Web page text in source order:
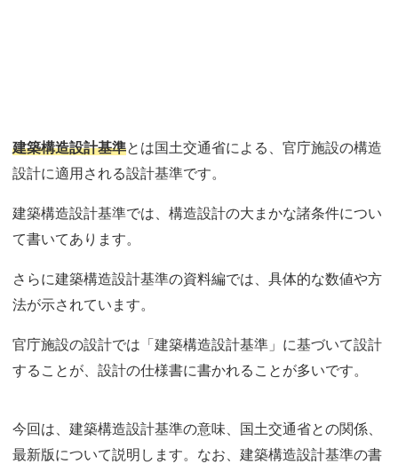
建築構造設計基準とは国土交通省による、官庁施設の構造
設計に適用される設計基準です。
建築構造設計基準では、構造設計の大まかな諸条件につい
て書いてあります。
さらに建築構造設計基準の資料編では、具体的な数値や方
法が示されています。
官庁施設の設計では「建築構造設計基準」に基づいて設計
することが、設計の仕様書に書かれることが多いです。
今回は、建築構造設計基準の意味、国土交通省との関係、
最新版について説明します。なお、建築構造設計基準の書